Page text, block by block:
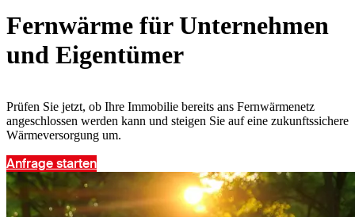
Fernwärme für Unternehmen
und Eigentümer
Prüfen Sie jetzt, ob Ihre Immobilie bereits ans Fernwärmenetz
angeschlossen werden kann und steigen Sie auf eine zukunftssichere
Wärmeversorgung um.
Anfrage starten